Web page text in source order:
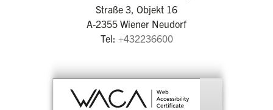
Straße 3, Objekt 16
A-2355 Wiener Neudorf
Tel: +432236600